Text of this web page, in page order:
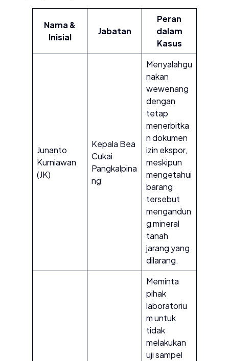
Nama &
Inisial
Jabatan
Peran
dalam
Kasus
Junanto
Kurniawan
(JK)
Kepala Bea
Cukai
Pangkalpina
ng
Menyalahgu
nakan
wewenang
dengan
tetap
menerbitka
n dokumen
izin ekspor,
meskipun
mengetahui
barang
tersebut
mengandun
g mineral
tanah
jarang yang
dilarang.
Meminta
pihak
laboratoriu
m untuk
tidak
melakukan
uji sampel